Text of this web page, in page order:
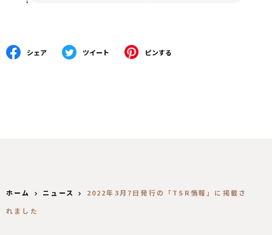
シェア
Facebookでシェアする ツイート
Twitterに投稿する ピンする
Pinterestでピンする
ホーム ニュース
2022年3月7日発行の「TSR情報」に掲載さ
れました